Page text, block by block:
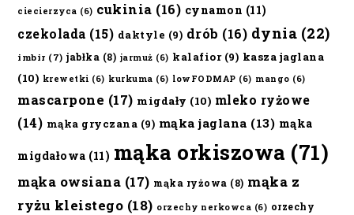
ciecierzyca (6) cukinia (16) cynamon (11)
czekolada (15) daktyle (9) drób (16) dynia (22)
imbir (7) jabłka (8) jarmuż (6) kalafior(9) kasza jaglana
(10) krewetki (6) kurkuma (6) lowFODMAP (6) mango (6)
mascarpone (17) migdały (10) mleko ryżowe
(14) mąka gryczana (9) mąka jaglana (13) mąka
migdałowa (11) mąka orkiszowa (71)
mąka owsiana (17) mąka ryżowa (8) mąka z
ryżu kleistego (18) orzechy nerkowca (6) orzechy